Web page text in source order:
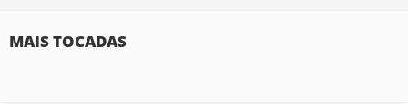
MAIS TOCADAS